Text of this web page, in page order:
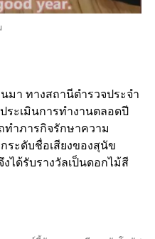
มา ทางสถานีตำรวจประจำ
ระเมินการทำงานตลอดปี
ทำภารกิจรักษาความ
ระดับชื่อเสียงของสุนัข
ได้รับรางวัลเป็นดอกไม้สี